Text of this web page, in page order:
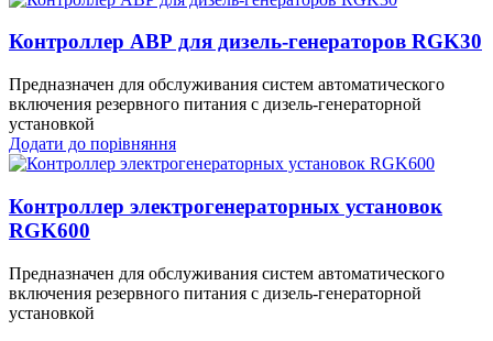
Контроллер АВР для дизель-генераторов RGK30
Предназначен для обслуживания систем автоматического
включения резервного питания с дизель-генераторной
установкой
Додати до порівняння
Контроллер электрогенераторных установок
RGK600
Предназначен для обслуживания систем автоматического
включения резервного питания с дизель-генераторной
установкой